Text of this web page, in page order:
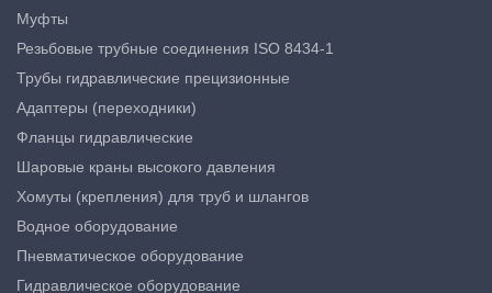
Муфты
Резьбовые трубные соединения ISO 8434-1
Трубы гидравлические прецизионные
Адаптеры (переходники)
Фланцы гидравлические
Шаровые краны высокого давления
Хомуты (крепления) для труб и шлангов
Водное оборудование
Пневматическое оборудование
Гидравлическое оборудование